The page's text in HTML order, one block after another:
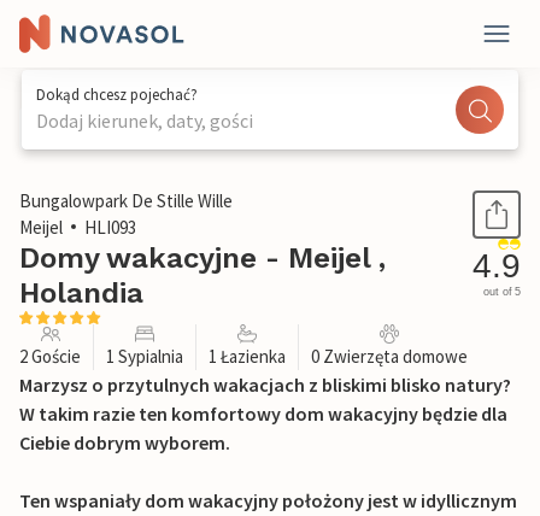
Dokąd chcesz pojechać?
Dodaj kierunek, daty, gości
1 / 35
Bungalowpark De Stille Wille
Meijel
HLI093
Domy wakacyjne - Meijel ,
Holandia
4.9
out of 5
2 Goście 1 Sypialnia 1 Łazienka 0 Zwierzęta domowe
Marzysz o przytulnych wakacjach z bliskimi blisko natury?
W takim razie ten komfortowy dom wakacyjny będzie dla
Ciebie dobrym wyborem.
Ten wspaniały dom wakacyjny położony jest w idyllicznym